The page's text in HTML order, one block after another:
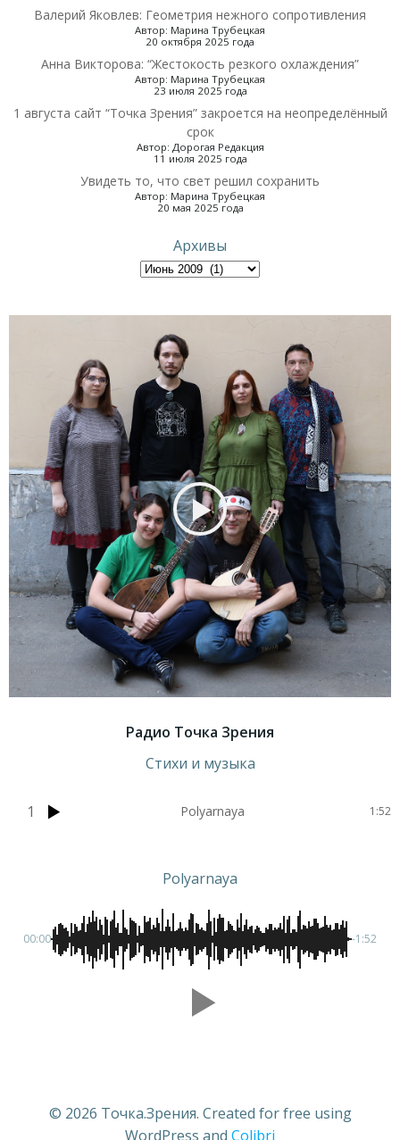
Валерий Яковлев: Геометрия нежного сопротивления
Автор: Марина Трубецкая
20 октября 2025 года
Анна Викторова: “Жестокость резкого охлаждения”
Автор: Марина Трубецкая
23 июля 2025 года
1 августа сайт “Точка Зрения” закроется на неопределённый
срок
Автор: Дорогая Редакция
11 июля 2025 года
Увидеть то, что свет решил сохранить
Автор: Марина Трубецкая
20 мая 2025 года
Архивы
Радио Точка Зрения
Стихи и музыка
1 Polyarnaya 1:52
Polyarnaya
00:00 -1:52
© 2026 Точка.Зрения. Created for free using
WordPress and Colibri